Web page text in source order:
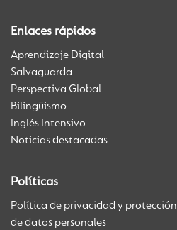
Enlaces rápidos
Aprendizaje Digital
Salvaguarda
Perspectiva Global
Bilingüismo
Inglés Intensivo
Noticias destacadas
Políticas
Política de privacidad y protección
de datos personales